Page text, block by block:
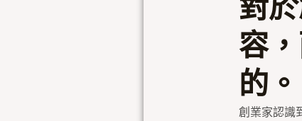
容
的。
創業家認識